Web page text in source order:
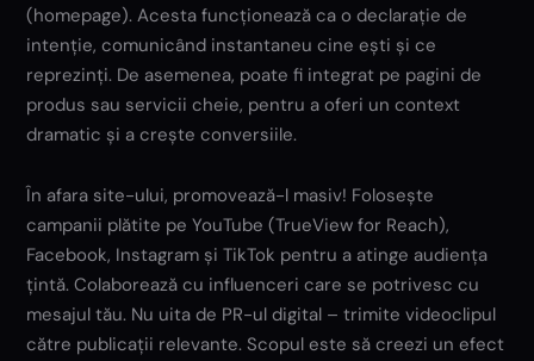
(homepage). Acesta funcționează ca o declarație de
intenție, comunicând instantaneu cine ești și ce
reprezinți. De asemenea, poate fi integrat pe pagini de
produs sau servicii cheie, pentru a oferi un context
dramatic și a crește conversiile.
În afara site-ului, promovează-l masiv! Folosește
campanii plătite pe YouTube (TrueView for Reach),
Facebook, Instagram și TikTok pentru a atinge audiența
țintă. Colaborează cu influenceri care se potrivesc cu
mesajul tău. Nu uita de PR-ul digital – trimite videoclipul
către publicații relevante. Scopul este să creezi un efect